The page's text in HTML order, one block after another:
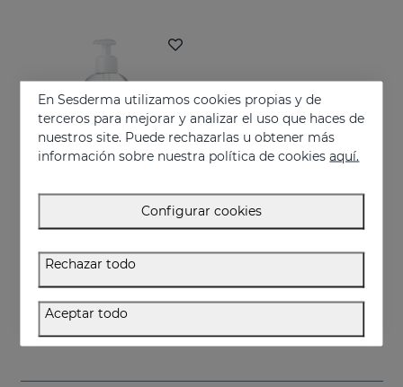
Gel hidroalcohólico limpiador de manos con Alcohol
7.95 €
En Sesderma utilizamos cookies propias y de
terceros para mejorar y analizar el uso que haces de
nuestros site. Puede rechazarlas u obtener más
información sobre nuestra política de cookiesaquí.
Configurar cookies
Rechazar todo
Aceptar todo